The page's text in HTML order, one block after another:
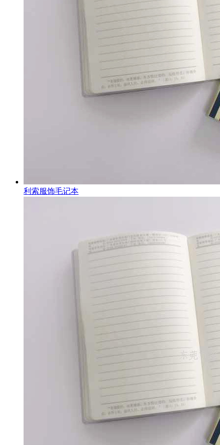
利索服饰毛记本